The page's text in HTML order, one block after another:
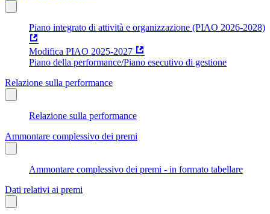
Piano integrato di attività e organizzazione (PIAO 2026-2028)
Modifica PIAO 2025-2027
Piano della performance/Piano esecutivo di gestione
Relazione sulla performance
Relazione sulla performance
Ammontare complessivo dei premi
Ammontare complessivo dei premi - in formato tabellare
Dati relativi ai premi